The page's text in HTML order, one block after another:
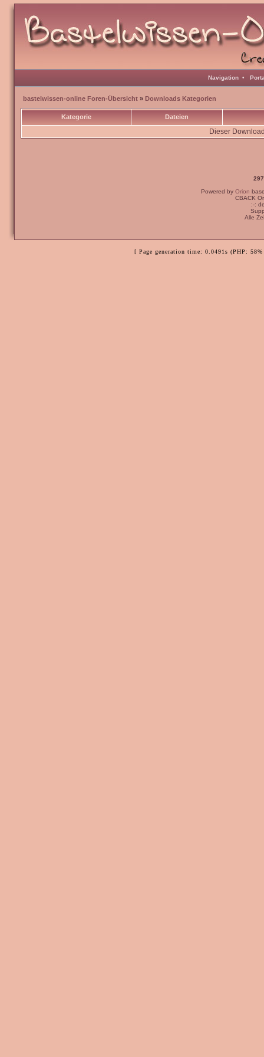
Navigation •
bastelwissen-online Foren-Übersicht » Downloads Kategorien
Kategorie Dateien
Dieser
Powered by Orion
CBACK
:-:
Alle
[ Page generation time: 0.0491s (PHP: